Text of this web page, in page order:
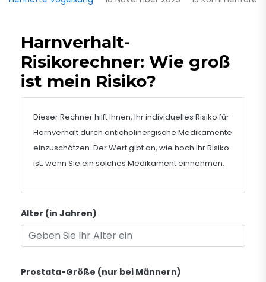
Harnverhalt-
Risikorechner: Wie groß
ist mein Risiko?
Dieser Rechner hilft Ihnen, Ihr individuelles Risiko für
Harnverhalt durch anticholinergische Medikamente
einzuschätzen. Der Wert gibt an, wie hoch Ihr Risiko
ist, wenn Sie ein solches Medikament einnehmen.
Alter (in Jahren)
Prostata-Größe (nur bei Männern)